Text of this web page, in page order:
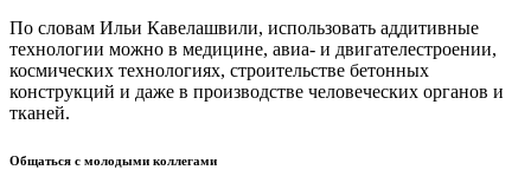
По словам Ильи Кавелашвили, использовать аддитивные
технологии можно в медицине, авиа- и двигателестроении,
космических технологиях, строительстве бетонных
конструкций и даже в производстве человеческих органов и
тканей.
Общаться с молодыми коллегами